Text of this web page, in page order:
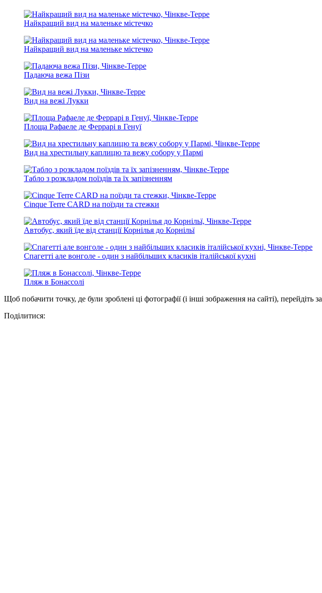
Найкращий вид на маленьке містечко
Найкращий вид на маленьке містечко
Падаюча вежа Пізи
Вид на вежі Лукки
Площа Рафаеле де Феррарі в Генуї
Вид на хрестильну каплицю та вежу собору у Пармі
Табло з розкладом поїздів та їх запізненням
Cinque Terre CARD на поїзди та стежки
Автобус, який їде від станції Корнілья до Корнільї
Спагетті але вонголе - один з найбільших класиків італійської кухні
Пляж в Бонассолі
Щоб побачити точку, де були зроблені ці фотографії (і інші зображення на сайті), перейдіть за
Поділитися: